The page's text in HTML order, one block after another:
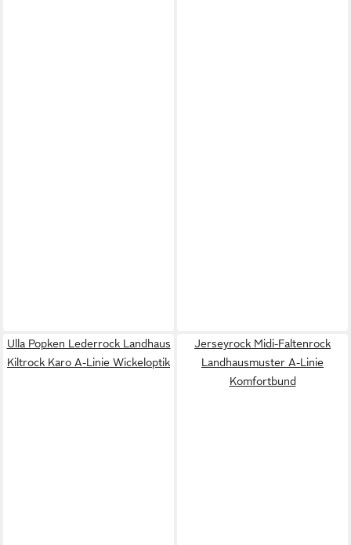
Ulla Popken Lederrock Landhaus
Kiltrock Karo A-Linie Wickeloptik
Jerseyrock Midi-Faltenrock
Landhausmuster A-Linie
Komfortbund